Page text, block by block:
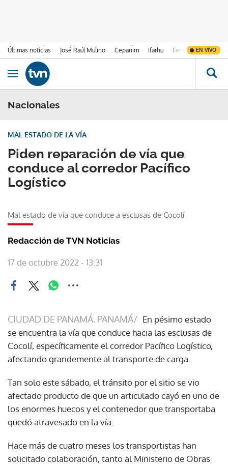
Últimas noticias José Raúl Mulino Cepanim Ifarhu Fenómeno de El
EN VIVO
Ir al contenido
Obrir navegació
Nacionales
Piden reparación de vía que
conduce al corredor Pacífico
Logístico
MAL ESTADO DE LA VÍA
Mal estado de vía que conduce a esclusas de Cocolí
Redacción de TVN Noticias
17 de octubre 2022 - 13:31
CIUDAD DE PANAMÁ, PANAMÁ/ En pésimo estado
se encuentra la vía que conduce hacia las esclusas de
Cocolí, específicamente el corredor Pacífico Logístico,
afectando grandemente al transporte de carga.
Tan solo este sábado, el tránsito por el sitio se vio
afectado producto de que un articulado cayó en uno de
los enormes huecos y el contenedor que transportaba
quedó atravesado en la vía.
Hace más de cuatro meses los transportistas han
solicitado colaboración, tanto al Ministerio de Obras